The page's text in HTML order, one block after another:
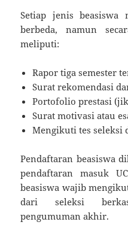
Setiap jenis beasiswa
berbeda, namun
meliputi:
Rapor tiga semester
Surat rekomendasi
Portofolio prestasi
Surat motivasi atau
Mengikuti tes seleksi
Pendaftaran beasiswa
pendaftaran masuk
beasiswa wajib
dari seleksi
pengumuman akhir.